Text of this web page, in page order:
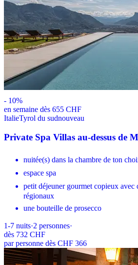
- 10%
en semaine dès 655 CHF
ItalieTyrol du sudnouveau
Private Spa Villas au-dessus de
nuitée(s) dans la chambre de ton
espace spa
petit déjeuner gourmet copieux avec
régionaux
une bouteille de prosecco
1-7 nuits·2 personnes·
dès 732 CHF
par personne dès CHF 366